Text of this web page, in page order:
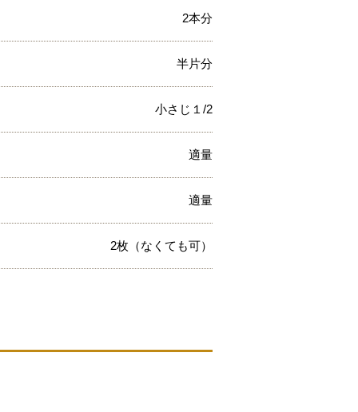
2本分
半片分
小さじ１/2
適量
適量
2枚（なくても可）